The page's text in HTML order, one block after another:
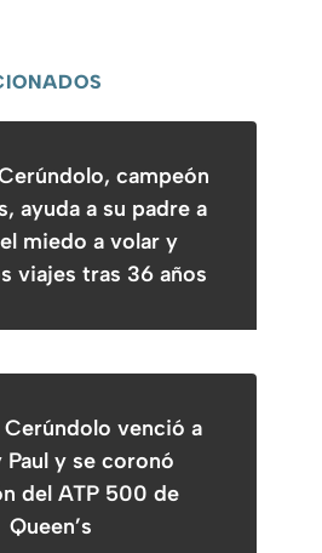
campeón
ayuda a su padre a
miedo a volar y
viajes tras 36 años
venció a
Paul y se coronó
del ATP 500 de
Queen’s